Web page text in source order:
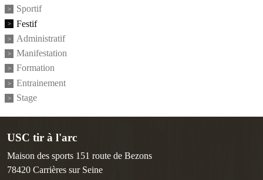
Sportif
Festif
Administratif
Manifestation
Formation
Entrainement
Stage
USC tir à l'arc
Maison des sports 151 route de Bezons
78420 Carrières sur Seine